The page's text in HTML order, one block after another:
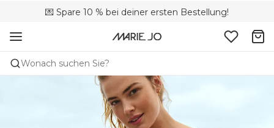
💌 Spare 10 % bei deiner ersten Bestellung!
🚚 Kostenloser Versand bei Bestellungen über CHF 150
📦 Kostenlose Rücksendungen
Wonach suchen Sie?